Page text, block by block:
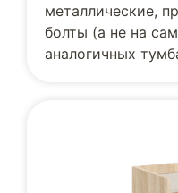
металлические,
болты (а не на
аналогичных